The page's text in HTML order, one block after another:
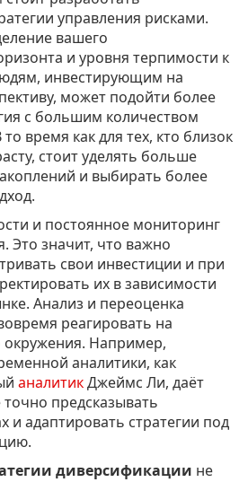
управления рисками.
вашего
и уровня терпимости к
инвестирующим на
может подойти более
с большим количеством
время как для тех, кто близок
стоит уделять больше
и выбирать более
и постоянное мониторинг
Это значит, что важно
свои инвестиции и при
их в зависимости
Анализ и переоценка
реагировать на
Например,
аналитики, как
аналитикДжеймс Ли, даёт
предсказывать
и адаптировать стратегии под
диверсификации не